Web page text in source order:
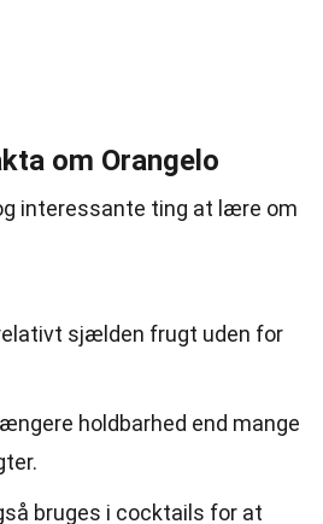
om Orangelo
interessante ting at lære om
sjælden frugt uden for
holdbarhed end mange
bruges i cocktails for at